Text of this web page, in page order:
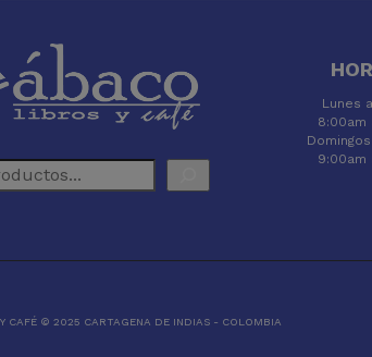
Lunes
8:00am
9:00am
CAFÉ © 2025 CARTAGENA DE INDIAS - COLOMBIA